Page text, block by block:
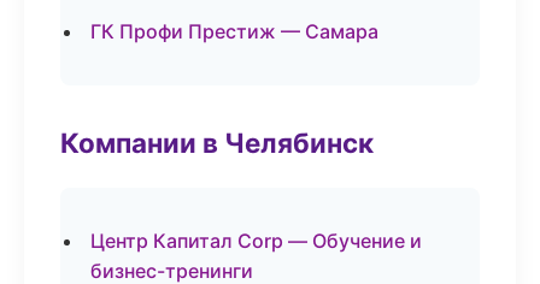
ГК Профи Престиж — Самара
Компании в Челябинск
Центр Капитал Corp — Обучение и
бизнес-тренинги